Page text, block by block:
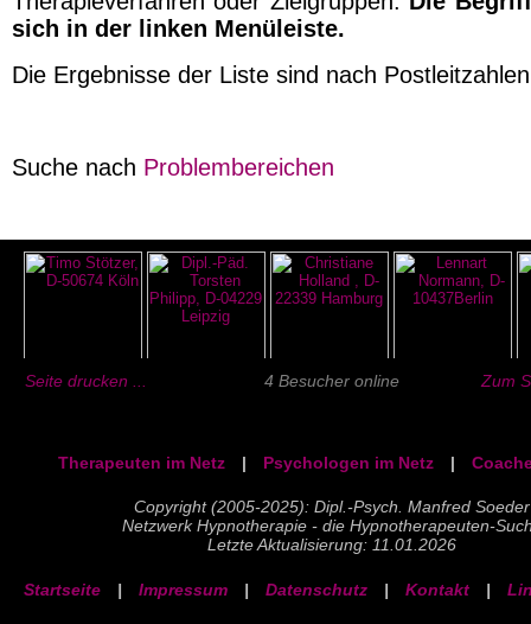
sich in der linken Menüleiste.
Die Ergebnisse der Liste sind nach
Suche nach Problembereichen
Seite drucken ... 4 Besucher online Zum
Therapeuten im Netz | Psychologen im Netz |
Copyright (2005-2025): Dipl.-Psych. Manfred Soeder
Netzwerk Hypnotherapie - die Hypnotherapeuten-
Letzte Aktualisierung: 11.01.2026
Startseite | Impressum | Datenschutz | Kontakt |